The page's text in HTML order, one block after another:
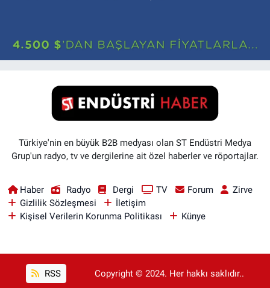
Türkiye'nin en büyük B2B medyası olan ST Endüstri Medya
Grup'un radyo, tv ve dergilerine ait özel haberler ve röportajlar.
Haber Radyo Dergi TV Forum
Zirve
Gizlilik Sözleşmesi
İletişim
Kişisel Verilerin Korunma Politikası
Künye
RSS Copyright © 2024. Her hakkı saklıdır..